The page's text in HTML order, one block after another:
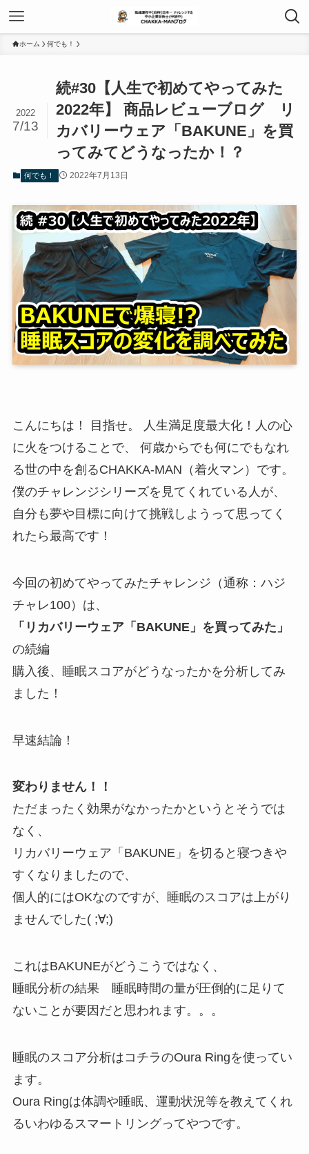
ホーム 何でも！
続#30【人生で初めてやってみた
2022年】 商品レビューブログ リ
カバリーウェア「BAKUNE」を買
ってみてどうなったか！？
2022
7/13
何でも！ 2022年7月13日
こんにちは！ 目指せ。 人生満足度最大化！人の心
に火をつけることで、 何歳からでも何にでもなれ
る世の中を創るCHAKKA-MAN（着火マン）です。
僕のチャレンジシリーズを見てくれている人が、
自分も夢や目標に向けて挑戦しようって思ってく
れたら最高です！
今回の初めてやってみたチャレンジ（通称：ハジ
チャレ100）は、
「リカバリーウェア「BAKUNE」を買ってみた」
の続編
購入後、睡眠スコアがどうなったかを分析してみ
ました！
早速結論！
変わりません！！
ただまったく効果がなかったかというとそうでは
なく、
リカバリーウェア「BAKUNE」を切ると寝つきや
すくなりましたので、
個人的にはOKなのですが、睡眠のスコアは上がり
ませんでした( ;∀;)
これはBAKUNEがどうこうではなく、
睡眠分析の結果 睡眠時間の量が圧倒的に足りて
ないことが要因だと思われます。。。
睡眠のスコア分析はコチラのOura Ringを使ってい
ます。
Oura Ringは体調や睡眠、運動状況等を教えてくれ
るいわゆるスマートリングってやつです。